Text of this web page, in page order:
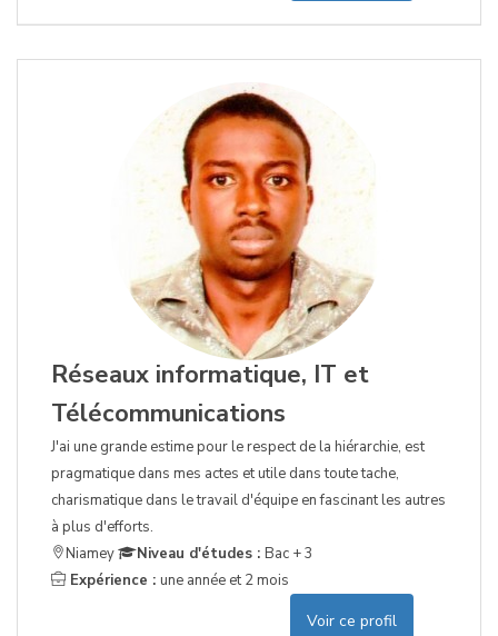
Réseaux informatique, IT et
Télécommunications
J'ai une grande estime pour le respect de la hiérarchie, est
pragmatique dans mes actes et utile dans toute tache,
charismatique dans le travail d'équipe en fascinant les autres
à plus d'efforts.
Niamey
Niveau d'études : Bac + 3
Expérience : une année et 2 mois
Voir ce profil